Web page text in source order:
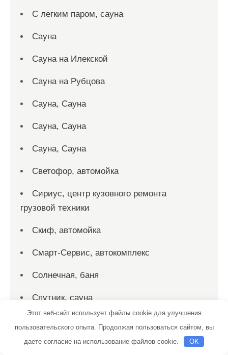
С легким паром, сауна
Сауна
Сауна на Илекской
Сауна на Рубцова
Сауна, Сауна
Сауна, Сауна
Сауна, Сауна
Светофор, автомойка
Сириус, центр кузовного ремонта
грузовой техники
Скиф, автомойка
Смарт-Сервис, автокомплекс
Солнечная, баня
Спутник, сауна
Станция техобслуживания
Этот веб-сайт использует файлы cookie для улучшения
пользовательского опыта. Продолжая пользоваться сайтом, вы
даете согласие на использование файлов cookie.
OK